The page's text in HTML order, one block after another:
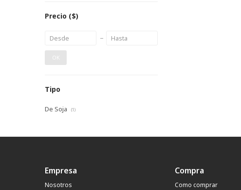
Precio ($)
OK
Tipo
De Soja (1)
Empresa
Nosotros
Compra
Como comprar